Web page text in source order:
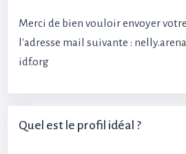
Merci de bien vouloir envoyer
l'adresse mail suivante :
idf.org
Quel est le profil idéal ?